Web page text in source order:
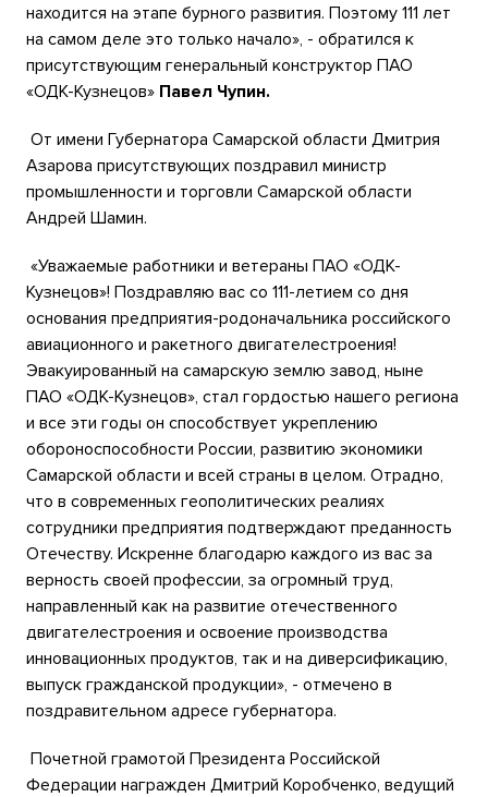
находится на этапе бурного развития. Поэтому 111 лет
на самом деле это только начало», - обратился к
присутствующим генеральный конструктор ПАО
«ОДК-Кузнецов» Павел Чупин.
От имени Губернатора Самарской области Дмитрия
Азарова присутствующих поздравил министр
промышленности и торговли Самарской области
Андрей Шамин.
«Уважаемые работники и ветераны ПАО «ОДК-
Кузнецов»! Поздравляю вас со 111-летием со дня
основания предприятия-родоначальника российского
авиационного и ракетного двигателестроения!
Эвакуированный на самарскую землю завод, ныне
ПАО «ОДК-Кузнецов», стал гордостью нашего региона
и все эти годы он способствует укреплению
обороноспособности России, развитию экономики
Самарской области и всей страны в целом. Отрадно,
что в современных геополитических реалиях
сотрудники предприятия подтверждают преданность
Отечеству. Искренне благодарю каждого из вас за
верность своей профессии, за огромный труд,
направленный как на развитие отечественного
двигателестроения и освоение производства
инновационных продуктов, так и на диверсификацию,
выпуск гражданской продукции», - отмечено в
поздравительном адресе губернатора.
Почетной грамотой Президента Российской
Федерации награжден Дмитрий Коробченко, ведущий